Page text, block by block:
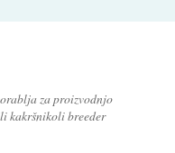
za proizvodnjo
kakršnikoli breeder